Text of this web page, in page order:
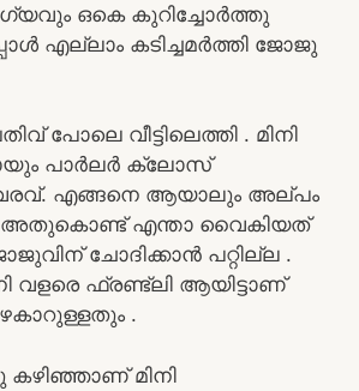
ഒകെ കുറിച്ചോർത്തു
എല്ലാം കടിച്ചമർത്തി ജോജു
പോലെ വീട്ടിലെത്തി . മിനി
പാർലർ ക്ലോസ്‌
വരവ്. എങ്ങനെ ആയാലും അല്പം
അതുകൊണ്ട് എന്താ വൈകിയത്
ചോദിക്കാൻ പറ്റില്ല .
വളരെ ഫ്രണ്ട്‌ലി ആയിട്ടാണ്
.
മിനി